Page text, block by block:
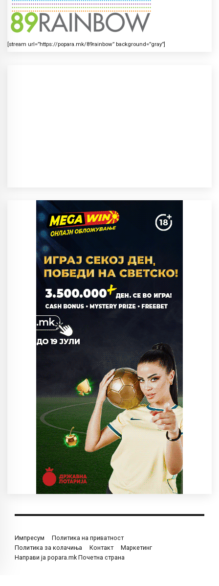
[stream url=”https://popara.mk/89rainbow” background=”gray”]
Импресум
Политика на приватност
Политика за колачиња
Контакт
Маркетинг
Направи ја popara.mk Почетна страна